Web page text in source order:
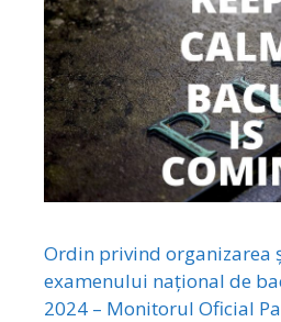
Ordin privind organizarea
examenului național de
2024 – Monitorul Oficial